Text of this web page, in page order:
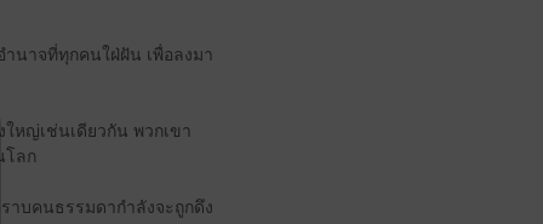
นาจที่ทุกคนใฝ่ฝัน เพื่อลงมา
หญ่เช่นเดียวกัน พวกเขา
โลก
าบคนธรรมดากำลังจะถูกดึง